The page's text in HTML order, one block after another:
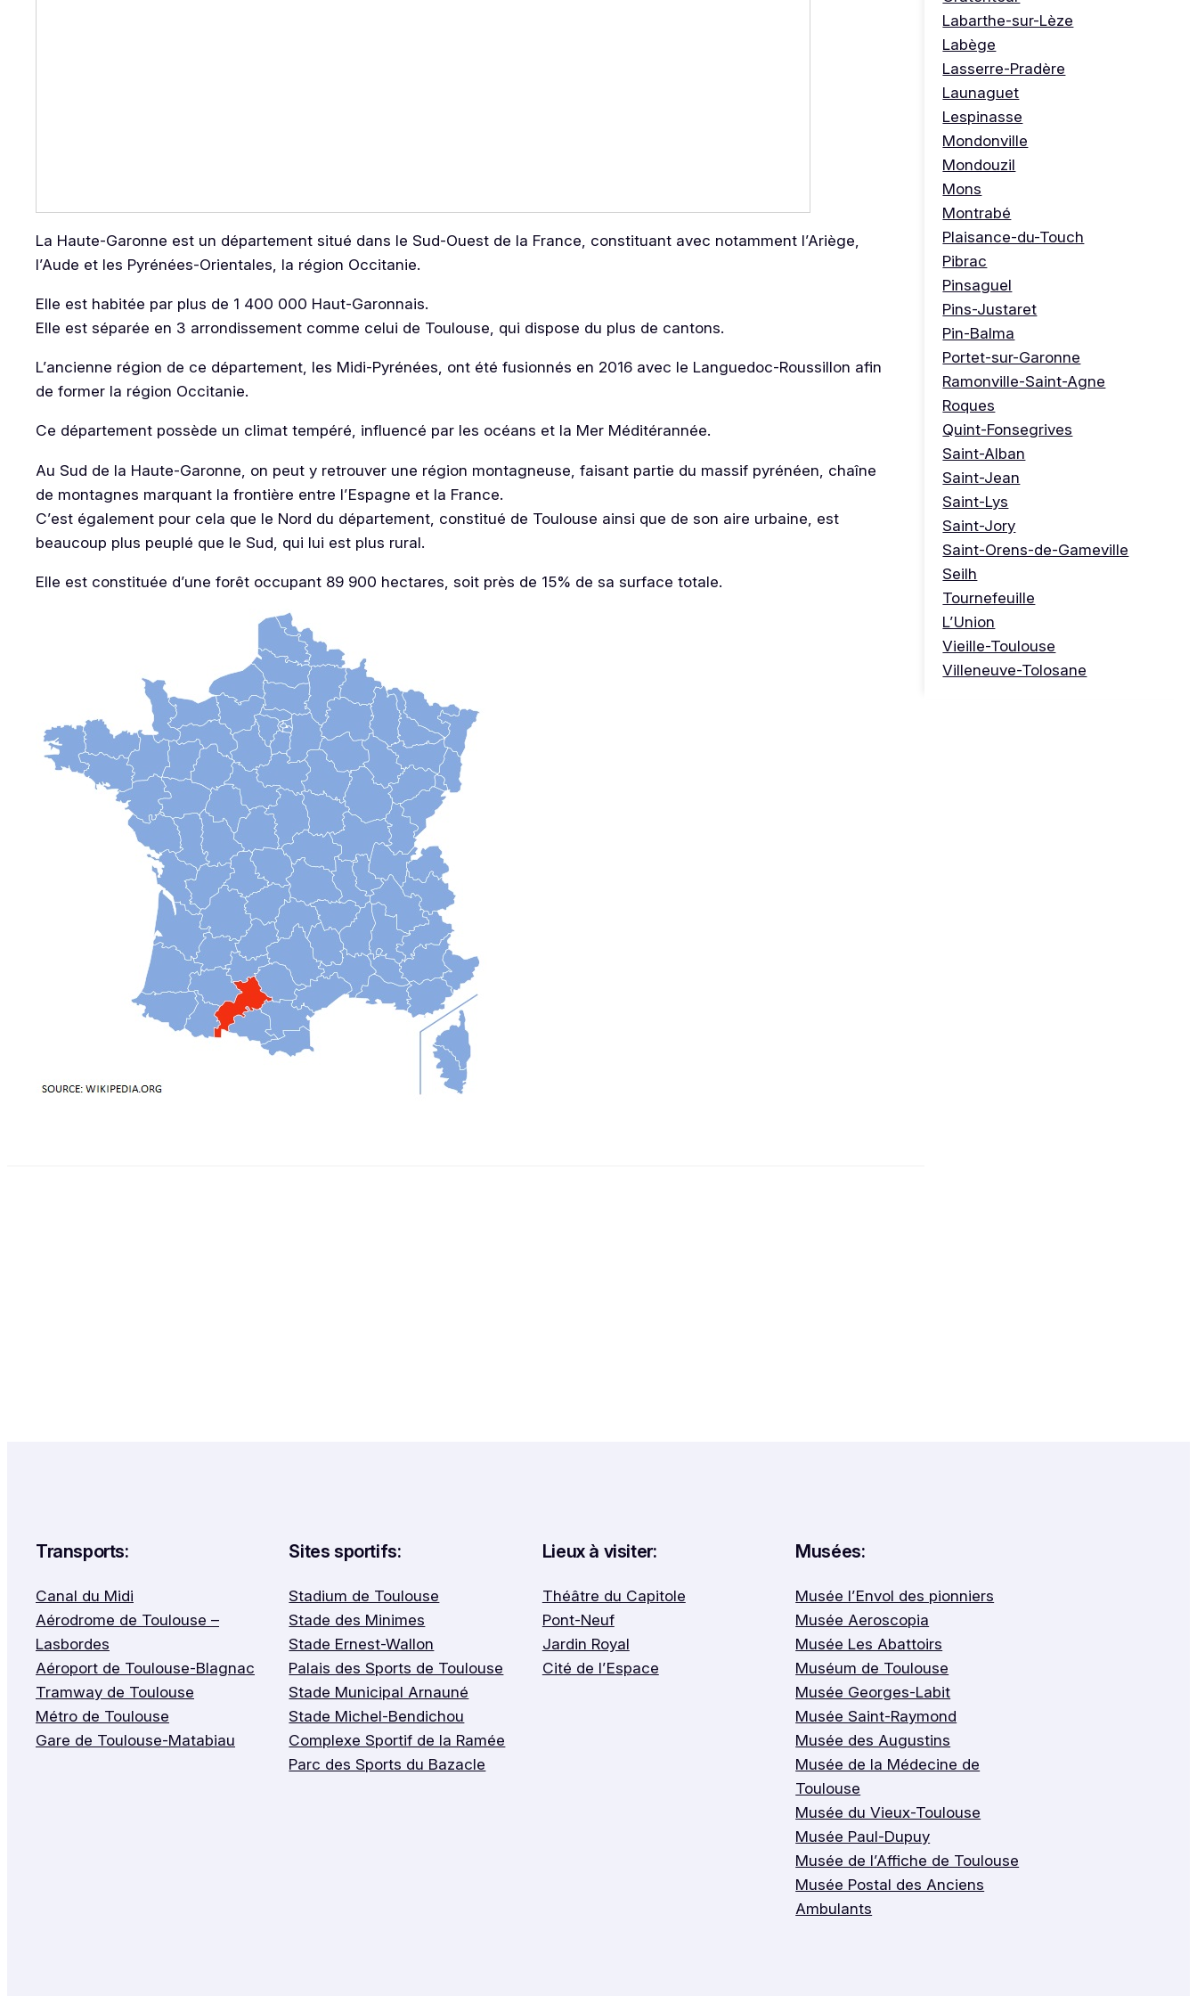
La Haute-Garonne est un département situé dans le Sud-Ouest de la France, constituant avec notamment l’Ariège,
l’Aude et les Pyrénées-Orientales, la région Occitanie.
Elle est habitée par plus de 1 400 000 Haut-Garonnais.
Elle est séparée en 3 arrondissement comme celui de Toulouse, qui dispose du plus de cantons.
L’ancienne région de ce département, les Midi-Pyrénées, ont été fusionnés en 2016 avec le Languedoc-Roussillon afin
de former la région Occitanie.
Ce département possède un climat tempéré, influencé par les océans et la Mer Méditérannée.
Au Sud de la Haute-Garonne, on peut y retrouver une région montagneuse, faisant partie du massif pyrénéen, chaîne
de montagnes marquant la frontière entre l’Espagne et la France.
C’est également pour cela que le Nord du département, constitué de Toulouse ainsi que de son aire urbaine, est
beaucoup plus peuplé que le Sud, qui lui est plus rural.
Elle est constituée d’une forêt occupant 89 900 hectares, soit près de 15% de sa surface totale.
Labarthe-sur-Lèze
Labège
Lasserre-Pradère
Launaguet
Lespinasse
Mondonville
Mondouzil
Mons
Montrabé
Plaisance-du-Touch
Pibrac
Pinsaguel
Pins-Justaret
Pin-Balma
Portet-sur-Garonne
Ramonville-Saint-Agne
Roques
Quint-Fonsegrives
Saint-Alban
Saint-Jean
Saint-Lys
Saint-Jory
Saint-Orens-de-Gameville
Seilh
Tournefeuille
L’Union
Vieille-Toulouse
Villeneuve-Tolosane
Transports:
Canal du Midi
Aérodrome de Toulouse –
Lasbordes
Aéroport de Toulouse-Blagnac
Tramway de Toulouse
Métro de Toulouse
Gare de Toulouse-Matabiau
Sites sportifs:
Stadium de Toulouse
Stade des Minimes
Stade Ernest-Wallon
Palais des Sports de Toulouse
Stade Municipal Arnauné
Stade Michel-Bendichou
Complexe Sportif de la Ramée
Parc des Sports du Bazacle
Lieux à visiter:
Théâtre du Capitole
Pont-Neuf
Jardin Royal
Cité de l’Espace
Musées:
Musée l’Envol des pionniers
Musée Aeroscopia
Musée Les Abattoirs
Muséum de Toulouse
Musée Georges-Labit
Musée Saint-Raymond
Musée des Augustins
Musée de la Médecine de
Toulouse
Musée du Vieux-Toulouse
Musée Paul-Dupuy
Musée de l’Affiche de Toulouse
Musée Postal des Anciens
Ambulants